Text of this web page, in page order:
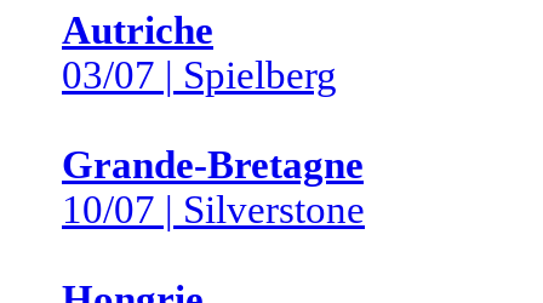
Autriche
03/07 | Spielberg
Grande-Bretagne
10/07 | Silverstone